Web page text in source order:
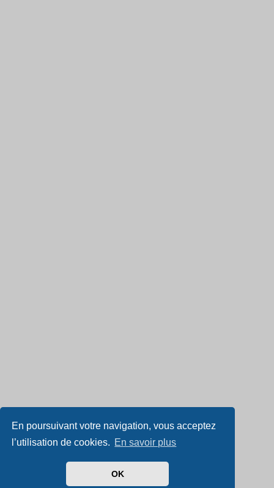
En poursuivant votre navigation, vous acceptez
l’utilisation de cookies. En savoir plus
OK